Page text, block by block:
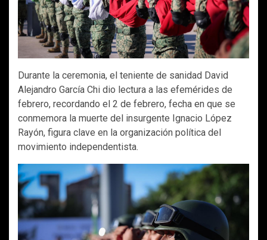
Durante la ceremonia, el teniente de sanidad David
Alejandro García Chi dio lectura a las efemérides de
febrero, recordando el 2 de febrero, fecha en que se
conmemora la muerte del insurgente Ignacio López
Rayón, figura clave en la organización política del
movimiento independentista.